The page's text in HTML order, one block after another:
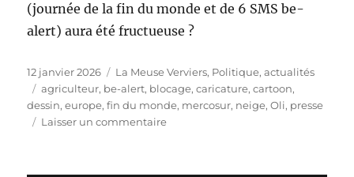
(journée de la fin du monde et de 6 SMS be-
alert) aura été fructueuse ?
Publié
le
12 janvier 2026 Catégories
La Meuse Verviers, Politique, actualités
Étiquettes
agriculteur, be-alert, blocage,caricature,cartoon,
dessin,europe,fin du monde, mercosur, neige,Oli, presse
Laisser un commentairesur